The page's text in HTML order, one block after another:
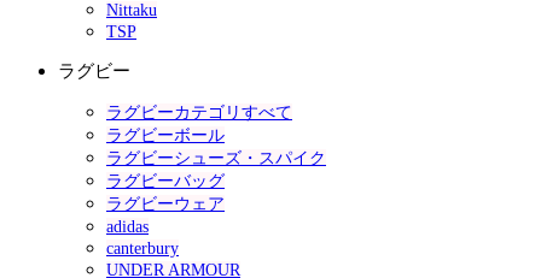
Nittaku
TSP
ラグビー
ラグビーカテゴリすべて
ラグビーボール
ラグビーシューズ・スパイク
ラグビーバッグ
ラグビーウェア
adidas
canterbury
UNDER ARMOUR